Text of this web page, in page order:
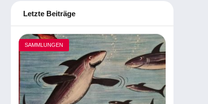
Letzte Beiträge
SAMMLUNGEN